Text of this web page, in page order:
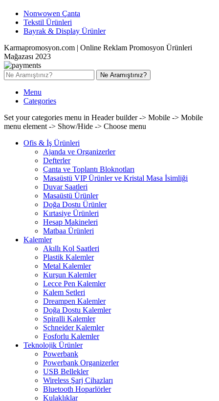
Nonwowen Çanta
Tekstil Ürünleri
Bayrak & Display Ürünler
Karmapromosyon.com | Online Reklam Promosyon Ürünleri
Mağazası 2023
Ne Aramıştınız?
Menu
Categories
Set your categories menu in Header builder -> Mobile -> Mobile
menu element -> Show/Hide -> Choose menu
Ofis & İş Ürünleri
Ajanda ve Organizerler
Defterler
Çanta ve Toplantı Bloknotları
Masaüstü VIP Ürünler ve Kristal Masa İsimliği
Duvar Saatleri
Masaüstü Ürünler
Doğa Dostu Ürünler
Kırtasiye Ürünleri
Hesap Makineleri
Matbaa Ürünleri
Kalemler
Akıllı Kol Saatleri
Plastik Kalemler
Metal Kalemler
Kurşun Kalemler
Lecce Pen Kalemler
Kalem Setleri
Dreampen Kalemler
Doğa Dostu Kalemler
Spiralli Kalemler
Schneider Kalemler
Fosforlu Kalemler
Teknolojik Ürünler
Powerbank
Powerbank Organizerler
USB Bellekler
Wireless Şarj Cihazları
Bluetooth Hoparlörler
Kulaklıklar